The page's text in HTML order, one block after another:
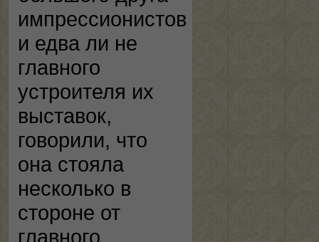
импрессионистов
и едва ли не
главного
устроителя их
выставок,
говорили, что
она стояла
несколько в
стороне от
главного